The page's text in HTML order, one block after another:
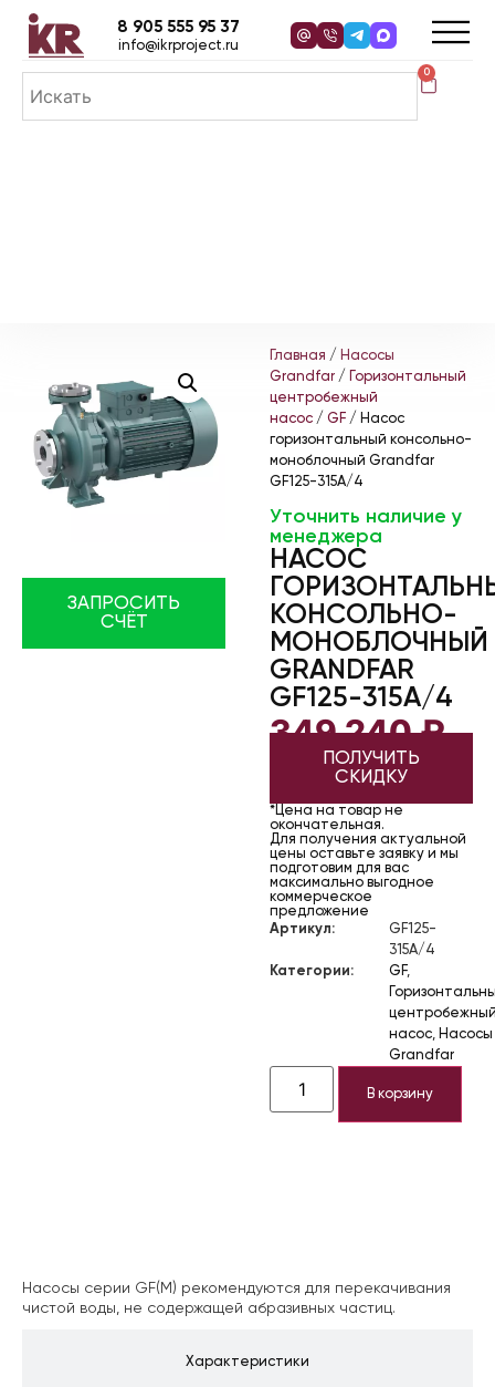
0
8 905 555 95 37
info@ikrproject.ru
ЗАПРОСИТЬ
СЧЁТ
Главная / Насосы
Grandfar / Горизонтальный
центробежный
насос / GF / Насос
горизонтальный консольно-
моноблочный Grandfar
GF125-315A/4
Уточнить наличие у
менеджера
НАСОС
КОНСОЛЬНО-
МОНОБЛОЧНЫЙ
GRANDFAR
GF125-315A/4
349 240₽
ПОЛУЧИТЬ
СКИДКУ
*Цена на товар не
окончательная.
Для получения актуальной
цены оставьте заявку и мы
подготовим для вас
максимально выгодное
коммерческое
предложение
Артикул:
GF125-
315A/4
Категории:
GF,
насос, Насосы
Grandfar
В корзину
Характеристики
Насосы серии GF(M) рекомендуются для перекачивания
чистой воды, не содержащей абразивных частиц.